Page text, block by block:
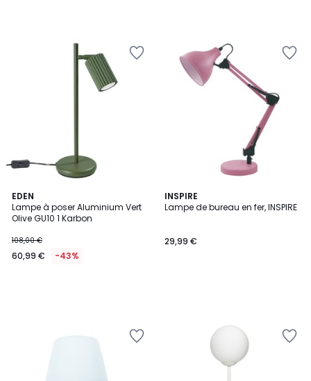
EDEN
Lampe à poser Aluminium Vert
Olive GU10 1 Karbon
108,00 €
60,99 € -43%
INSPIRE
Lampe de bureau en fer, INSPIRE
29,99 €